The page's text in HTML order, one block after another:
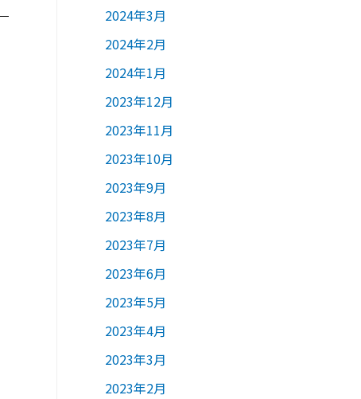
2024年3月
2024年2月
2024年1月
2023年12月
2023年11月
2023年10月
2023年9月
2023年8月
2023年7月
2023年6月
2023年5月
2023年4月
2023年3月
2023年2月